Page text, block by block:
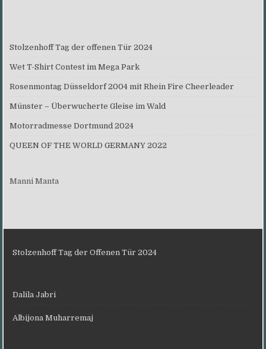
Stolzenhoff Tag der offenen Tür 2024
Wet T-Shirt Contest im Mega Park
Rosenmontag Düsseldorf 2004 mit Rhein Fire Cheerleader
Münster – Überwucherte Gleise im Wald
Motorradmesse Dortmund 2024
QUEEN OF THE WORLD GERMANY 2022
Manni Manta
Stolzenhoff Tag der Offenen Tür 2024
Dalila Jabri
Albijona Muharremaj